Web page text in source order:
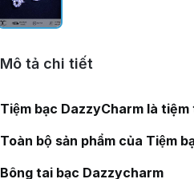
Mô tả chi tiết
Tiệm bạc DazzyCharm là
Toàn bộ sản phẩm của Tiệm
Bông tai bạc Dazzycharm